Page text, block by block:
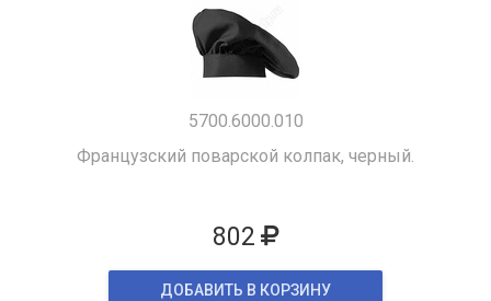
5700.6000.010
Французский поварской колпак, черный.
802
ДОБАВИТЬ В КОРЗИНУ